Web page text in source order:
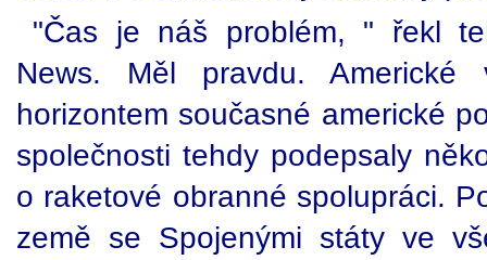
"Čas je náš problém, " řekl
News. Měl pravdu.
horizontem současné americké
společnosti tehdy podepsaly
o raketové obranné spolupráci.
země se Spojenými státy ve